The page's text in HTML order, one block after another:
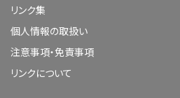
リンク集
個人情報の取扱い
注意事項・免責事項
リンクについて